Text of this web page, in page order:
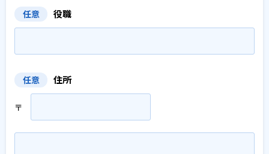
任意 役職
任意 住所
〒